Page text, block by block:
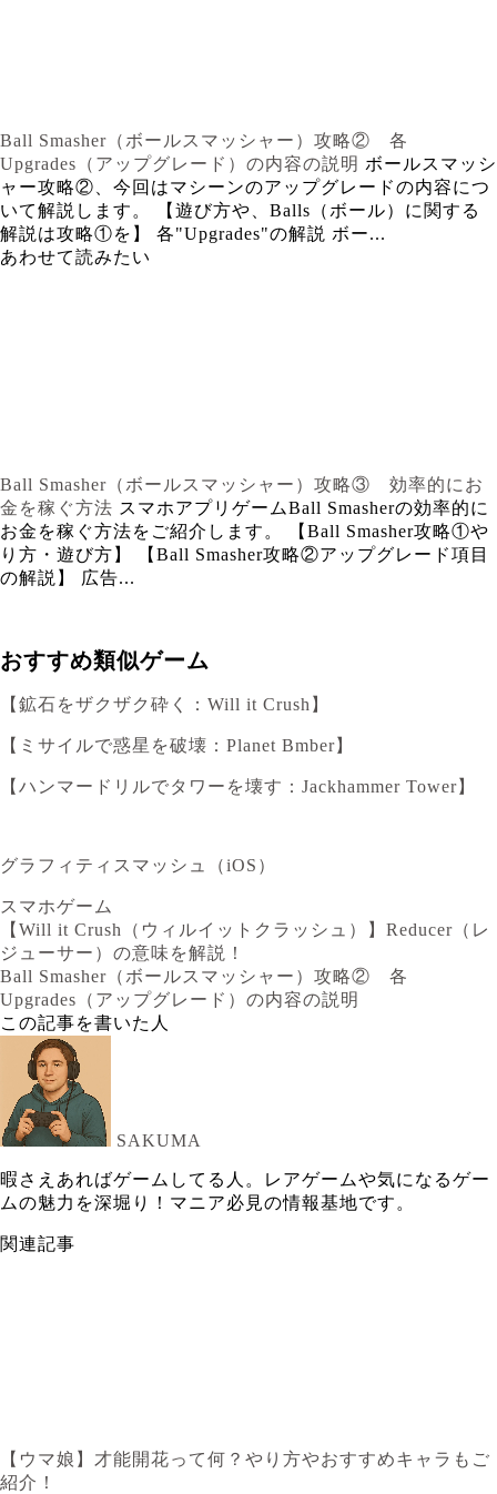
Ball Smasher（ボールスマッシャー）攻略② 各
Upgrades（アップグレード）の内容の説明 ボールスマッシ
ャー攻略②、今回はマシーンのアップグレードの内容につ
いて解説します。 【遊び方や、Balls（ボール）に関する
解説は攻略①を】 各"Upgrades"の解説 ボー...
あわせて読みたい
Ball Smasher（ボールスマッシャー）攻略③ 効率的にお
金を稼ぐ方法 スマホアプリゲームBall Smasherの効率的に
お金を稼ぐ方法をご紹介します。 【Ball Smasher攻略①や
り方・遊び方】 【Ball Smasher攻略②アップグレード項目
の解説】 広告...
おすすめ類似ゲーム
【鉱石をザクザク砕く：Will it Crush】
【ミサイルで惑星を破壊：Planet Bmber】
【ハンマードリルでタワーを壊す：Jackhammer Tower】
グラフィティスマッシュ（iOS）
スマホゲーム
【Will it Crush（ウィルイットクラッシュ）】Reducer（レ
ジューサー）の意味を解説！
Ball Smasher（ボールスマッシャー）攻略② 各
Upgrades（アップグレード）の内容の説明
この記事を書いた人
SAKUMA
暇さえあればゲームしてる人。レアゲームや気になるゲー
ムの魅力を深堀り！マニア必見の情報基地です。
関連記事
【ウマ娘】才能開花って何？やり方やおすすめキャラもご
紹介！